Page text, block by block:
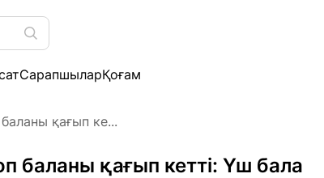
СарапшыларҚоғам
қағып ке...
баланы қағып кетті: Үш бала